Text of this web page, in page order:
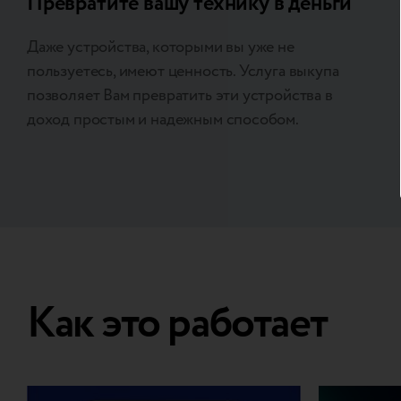
Даже устройства, которыми вы уже не
пользуетесь, имеют ценность. Услуга выкупа
позволяет Вам превратить эти устройства в
доход простым и надежным способом.
Как это работает